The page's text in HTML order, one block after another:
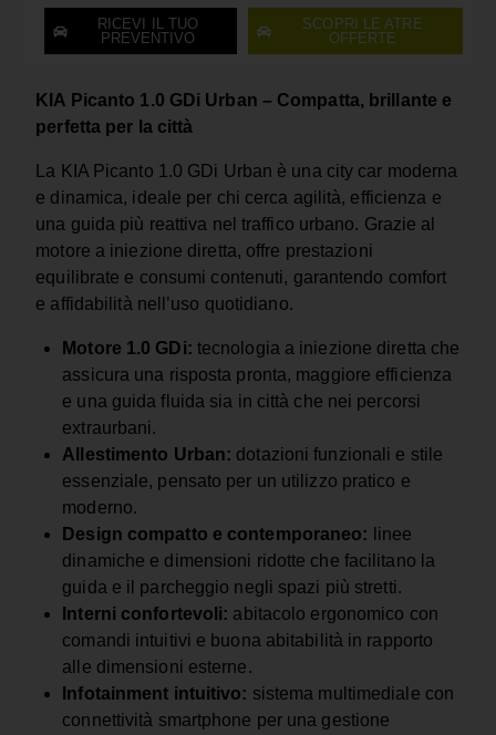
KIA Picanto 1.0 GDi Urban – Compatta, brillante e
perfetta per la città
La KIA Picanto 1.0 GDi Urban è una city car moderna
e dinamica, ideale per chi cerca agilità, efficienza e
una guida più reattiva nel traffico urbano. Grazie al
motore a iniezione diretta, offre prestazioni
equilibrate e consumi contenuti, garantendo comfort
e affidabilità nell’uso quotidiano.
Motore 1.0 GDi: tecnologia a iniezione diretta che
assicura una risposta pronta, maggiore efficienza
e una guida fluida sia in città che nei percorsi
extraurbani.
Allestimento Urban: dotazioni funzionali e stile
essenziale, pensato per un utilizzo pratico e
moderno.
Design compatto e contemporaneo: linee
dinamiche e dimensioni ridotte che facilitano la
guida e il parcheggio negli spazi più stretti.
Interni confortevoli: abitacolo ergonomico con
comandi intuitivi e buona abitabilità in rapporto
alle dimensioni esterne.
Infotainment intuitivo: sistema multimediale con
connettività smartphone per una gestione
RICEVI IL TUO
PREVENTIVO
SCOPRI LE ATRE
OFFERTE